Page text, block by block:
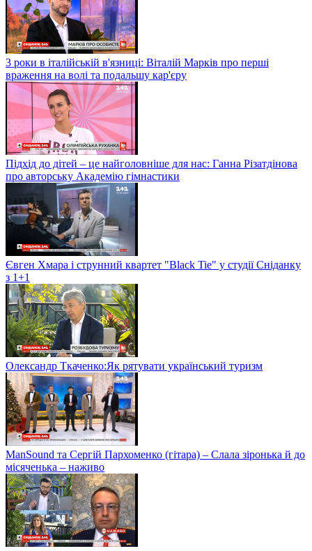
3 роки в італійській в'язниці: Віталій Марків про перші
враження на волі та подальшу кар'єру
Підхід до дітей – це найголовніше для нас: Ганна Різатдінова
про авторську Академію гімнастики
Євген Хмара і струнний квартет "Black Tie" у студії Сніданку
з 1+1
Олександр Ткаченко:Як рятувати український туризм
ManSound та Сергій Пархоменко (гітара) – Слала зіронька й до
місяченька – наживо